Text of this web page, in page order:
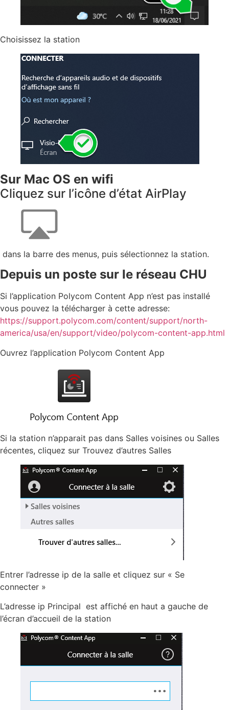
Choisissez la station
Sur Mac OS en wifi
Cliquez sur l’icône d’état AirPlay
dans la barre des menus, puis sélectionnez la station.
Depuis un poste sur le réseau CHU
Si l’application Polycom Content App n’est pas installé
vous pouvez la télécharger à cette adresse:
https://support.polycom.com/content/support/north-
america/usa/en/support/video/polycom-content-app.html
Ouvrez l’application Polycom Content App
Si la station n’apparait pas dans Salles voisines ou Salles
récentes, cliquez sur Trouvez d’autres Salles
Entrer l’adresse ip de la salle et cliquez sur « Se
connecter »
L’adresse ip Principal est affiché en haut a gauche de
l’écran d’accueil de la station